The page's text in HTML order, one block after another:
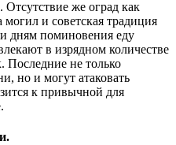
Отсутствие же оград как
могил и советская традиция
дням поминовения еду
в изрядном количестве
Последние не только
но и могут атаковать
к привычной для